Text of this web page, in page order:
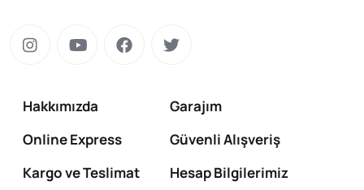
Hakkımızda
Garajım
Online Express
Güvenli Alışveriş
Kargo ve Teslimat
Hesap Bilgilerimiz